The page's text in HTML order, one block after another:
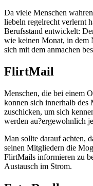
Da viele Menschen
liebeln regelrecht verlernt
Berufsstand entwickelt:
wie keinen Monat, in dem
sich mit dem anmachen
FlirtMail
Menschen, die bei einem
konnen sich innerhalb des
zuschicken, um sich
werden au?ergewohnlich
Man sollte darauf achten,
seinen Mitgliedern die
FlirtMails informieren zu
Austausch im Strom.